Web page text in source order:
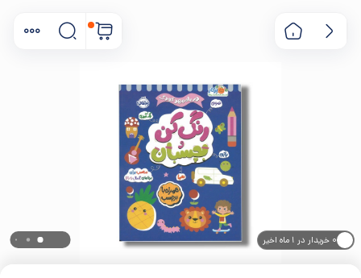
۰ خریدار در ۱ ماه اخیر